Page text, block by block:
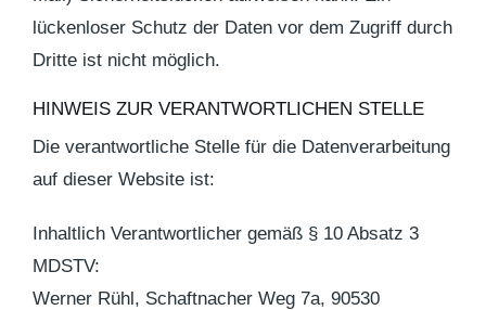
lückenloser Schutz der Daten vor dem Zugriff durch
Dritte ist nicht möglich.
HINWEIS ZUR VERANTWORTLICHEN STELLE
Die verantwortliche Stelle für die Datenverarbeitung
auf dieser Website ist:
Inhaltlich Verantwortlicher gemäß § 10 Absatz 3
MDSTV:
Werner Rühl, Schaftnacher Weg 7a, 90530